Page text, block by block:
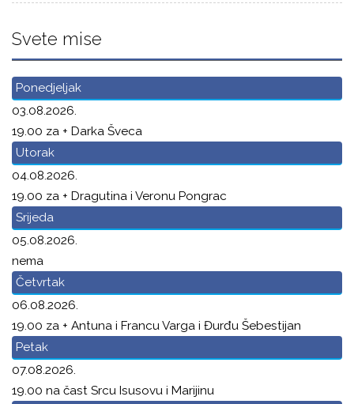
Svete mise
Ponedjeljak
03.08.2026.
19.00 za + Darka Šveca
Utorak
04.08.2026.
19.00 za + Dragutina i Veronu Pongrac
Srijeda
05.08.2026.
nema
Četvrtak
06.08.2026.
19.00 za + Antuna i Francu Varga i Đurđu Šebestijan
Petak
07.08.2026.
19.00 na čast Srcu Isusovu i Marijinu